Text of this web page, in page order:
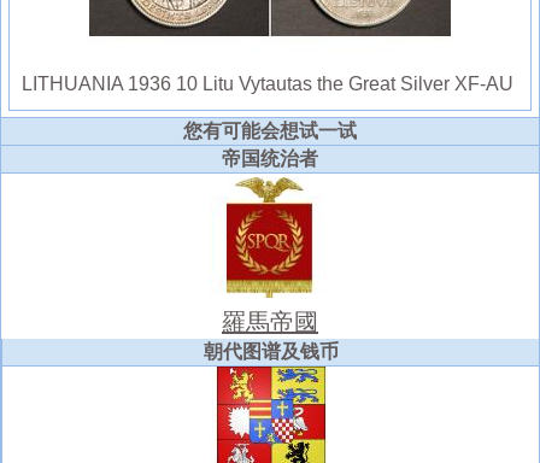
LITHUANIA 1936 10 Litu Vytautas the Great Silver XF-AU
您有可能会想试一试
帝国统治者
羅馬帝國
朝代图谱及钱币